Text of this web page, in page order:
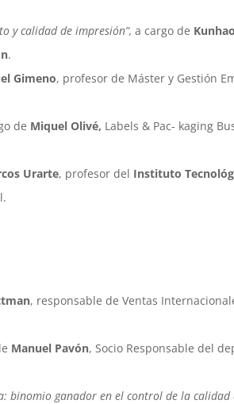
y calidad de impresión”, a cargo de
.
Gimeno, profesor de Máster y Gestión
de Miquel Olivé, Labels & Pac- kaging
Urarte, profesor del Instituto
, responsable de Ventas
Manuel Pavón, Socio Responsable del
binomio ganador en el control de la calidad